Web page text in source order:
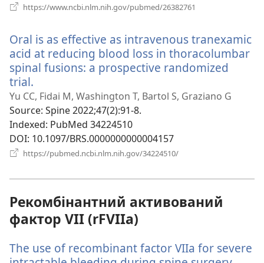
https://www.ncbi.nlm.nih.gov/pubmed/26382761
вікні)
Oral is as effective as intravenous tranexamic
acid at reducing blood loss in thoracolumbar
spinal fusions: a prospective randomized
trial.
у
новому
вікні)
Yu CC, Fidai M, Washington T, Bartol S, Graziano G
Source‎: Spine 2022;47(2):91-8.
Indexed‎: PubMed 34224510
DOI‎: 10.1097/BRS.0000000000004157
https://pubmed.ncbi.nlm.nih.gov/34224510/
Рекомбінантний активований
фактор VII (rFVIIa)
The use of recombinant factor VIIa for severe